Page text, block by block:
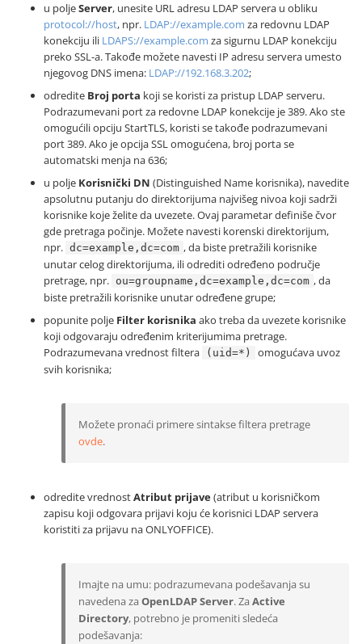
u poljeServer, unesite URL adresu LDAP servera u obliku
protocol://host, npr. LDAP://example.com za redovnu LDAP
konekciju ili LDAPS://example.com za sigurnu LDAP konekciju
preko SSL-a. Takođe možete navesti IP adresu servera umesto
njegovog DNS imena: LDAP://192.168.3.202;
odredite Broj porta koji se koristi za pristup LDAP serveru.
Podrazumevani port za redovne LDAP konekcije je 389. Ako ste
omogućili opciju StartTLS, koristi se takođe podrazumevani
port 389. Ako je opcija SSL omogućena, broj porta se
automatski menja na 636;
u polje Korisnički DN (Distinguished Name korisnika), navedite
apsolutnu putanju do direktorijuma najvišeg nivoa koji sadrži
korisnike koje želite da uvezete. Ovaj parametar definiše čvor
gde pretraga počinje. Možete navesti korenski direktorijum,
npr. dc=example,dc=com , da biste pretražili korisnike
unutar celog direktorijuma, ili odrediti određeno područje
pretrage, npr. ou=groupname,dc=example,dc=com , da
biste pretražili korisnike unutar određene grupe;
popunite polje Filter korisnika ako treba da uvezete korisnike
koji odgovaraju određenim kriterijumima pretrage.
Podrazumevana vrednost filtera
(uid=*)
omogućava uvoz
svih korisnika;
Možete pronaći primere sintakse filtera pretrage
ovde.
odredite vrednostAtribut prijave(atribut u korisničkom
zapisu koji odgovara prijavi koju će korisnici LDAP servera
koristiti za prijavu na ONLYOFFICE).
Imajte na umu: podrazumevana podešavanja su
navedena za OpenLDAP Server. Za Active
Directory, potrebno je promeniti sledeća
podešavanja: